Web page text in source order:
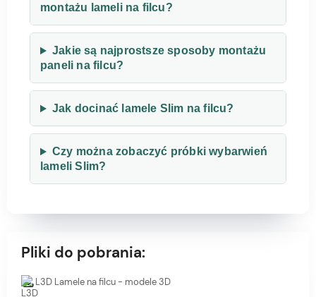
montażu lameli na filcu?
Jakie są najprostsze sposoby montażu
paneli na filcu?
Jak docinać lamele Slim na filcu?
Czy można zobaczyć próbki wybarwień
lameli Slim?
Pliki do pobrania:
L3D Lamele na filcu - modele 3D